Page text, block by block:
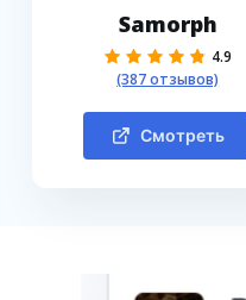
Samorph
4.9
(387 отзывов)
Смотреть